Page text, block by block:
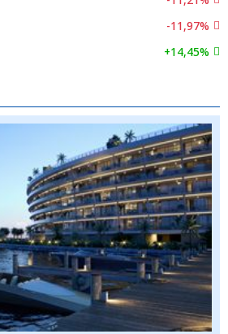
-11,97%
+14,45%